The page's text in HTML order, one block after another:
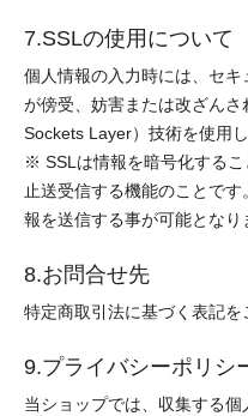
7.SSLの使用について
個人情報の入力時には、セ
が傍受、妨害または改ざん
Sockets Layer）技術を使用し
※ SSLは情報を暗号化する
止送受信する機能のことで
報を送信する事が可能となり
8.お問合せ先
特定商取引法に基づく表記を
9.プライバシーポリシ
当ショップでは、収集する